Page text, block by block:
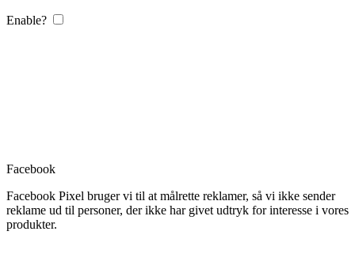
Enable?
Facebook
Facebook Pixel bruger vi til at målrette reklamer, så vi ikke sender
reklame ud til personer, der ikke har givet udtryk for interesse i vores
produkter.